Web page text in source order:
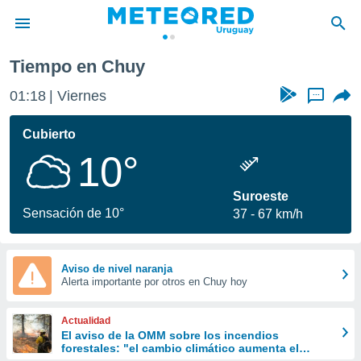
de
ha
que se
calidad.
a este
las
y
forma
digital
basada
Tiempo en Chuy
01:18 Viernes ...
Cubierto
10°
Sensación de 10°
Suroeste
37
67 km/h
Aviso de nivel naranja
Alerta importante por otros en Chuy hoy
Actualidad
El aviso de la OMM sobre los incendios
forestales: "el cambio climático aumenta el